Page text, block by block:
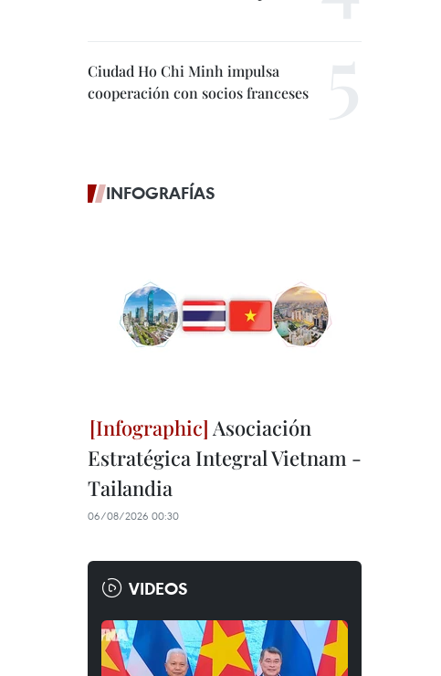
Ciudad Ho Chi Minh impulsa
cooperación con socios franceses
INFOGRAFÍAS
Asociación
Estratégica Integral Vietnam -
Tailandia
06/08/2026 00:30
VIDEOS